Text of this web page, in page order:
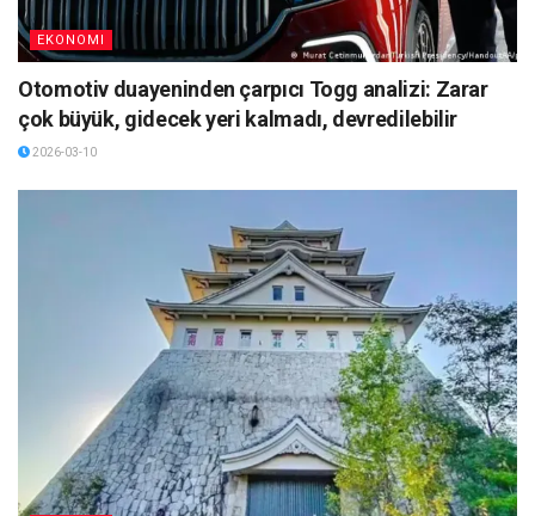
EKONOMI
Otomotiv duayeninden çarpıcı Togg analizi: Zarar
çok büyük, gidecek yeri kalmadı, devredilebilir
2026-03-10